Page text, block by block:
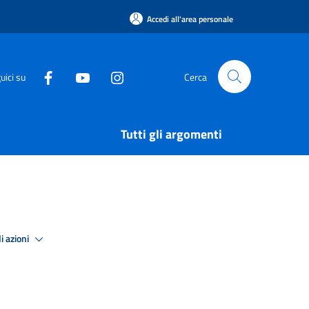
Accedi all'area personale
su Cerca
Tutti gli argomenti
azioni